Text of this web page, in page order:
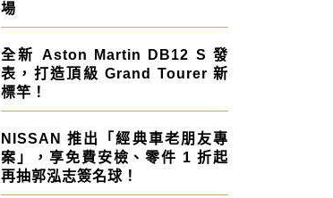
場
全新 Aston Martin DB12 S 發
表，打造頂級 Grand Tourer 新
標竿！
NISSAN 推出「經典車老朋友專
案」，享免費安檢、零件 1 折起
再抽郭泓志簽名球！